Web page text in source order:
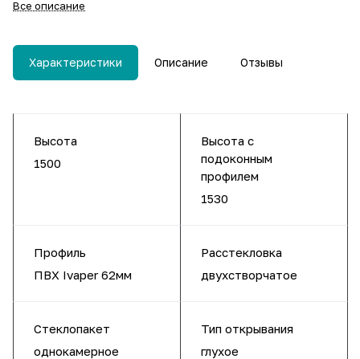
Все описание
Характеристики Описание Отзывы
Высота
1500
Высота с
подоконным
профилем
1530
Профиль
ПВХ Ivaper 62мм
Расстекловка
двухстворчатое
Стеклопакет
однокамерное
Тип открывания
глухое